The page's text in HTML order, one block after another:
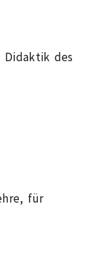
Didaktik des
für